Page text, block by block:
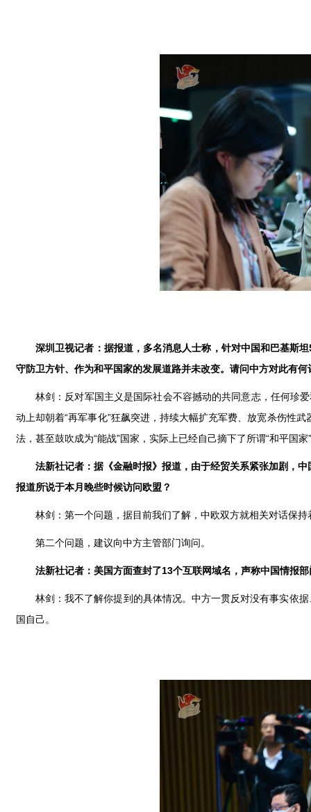
深圳卫视记者：据报道，多名消息人士称，针对中国和巴基斯
守防卫方针、作为和平国家的发展道路并未改变。请问中方对此有何
林剑：反对军国主义是国际社会不容撼动的共同意志，任何珍
动上却朝着“再军事化”狂飙突进，持续大幅扩充军费、放宽杀伤性
法，甚至鼓吹成为“能战”国家，实际上已经自己摘下了所谓“和平国
法新社记者：据《金融时报》报道，由于经贸关系紧张加剧，
报道所说于本月晚些时候访问欧盟？
林剑：第一个问题，据目前我们了解，中欧双方就相关对话保持
第二个问题，建议向中方主管部门询问。
法新社记者：美国方面查封了13个互联网域名，声称中国情报
林剑：我不了解你提到的具体情况。中方一贯反对没有事实依
国自己。